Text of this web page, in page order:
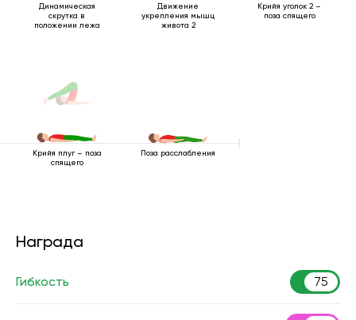
Динамическая
скрутка в
положении лежа
Движение
укрепления мышц
живота 2
Крийя уголок 2 –
поза спящего
Крийя плуг – поза
спящего
Поза расслабления
Награда
Гибкость 75